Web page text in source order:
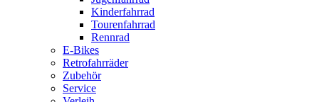
Kinderfahrrad
Tourenfahrrad
Rennrad
E-Bikes
Retrofahrräder
Zubehör
Service